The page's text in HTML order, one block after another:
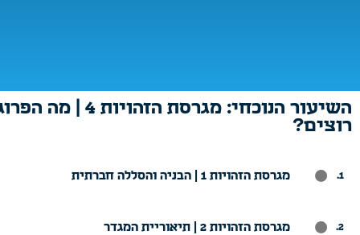
השיעור הנוכחי: מגרסת
רוצים?
. מגרסת הזהויות 1 | הבניה והסללה חברתית
. מגרסת הזהויות 2 | תיאוריית המגדר